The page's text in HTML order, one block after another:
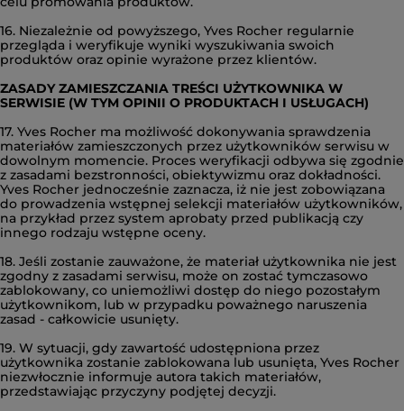
16. Niezależnie od powyższego, Yves Rocher regularnie
przegląda i weryfikuje wyniki wyszukiwania swoich
produktów oraz opinie wyrażone przez klientów.
ZASADY ZAMIESZCZANIA TREŚCI UŻYTKOWNIKA W
SERWISIE (W TYM OPINII O PRODUKTACH I USŁUGACH)
17. Yves Rocher ma możliwość dokonywania sprawdzenia
materiałów zamieszczonych przez użytkowników serwisu w
dowolnym momencie. Proces weryfikacji odbywa się zgodnie
z zasadami bezstronności, obiektywizmu oraz dokładności.
Yves Rocher jednocześnie zaznacza, iż nie jest zobowiązana
do prowadzenia wstępnej selekcji materiałów użytkowników,
na przykład przez system aprobaty przed publikacją czy
innego rodzaju wstępne oceny.
18. Jeśli zostanie zauważone, że materiał użytkownika nie jest
zgodny z zasadami serwisu, może on zostać tymczasowo
zablokowany, co uniemożliwi dostęp do niego pozostałym
użytkownikom, lub w przypadku poważnego naruszenia
zasad - całkowicie usunięty.
19. W sytuacji, gdy zawartość udostępniona przez
użytkownika zostanie zablokowana lub usunięta, Yves Rocher
niezwłocznie informuje autora takich materiałów,
przedstawiając przyczyny podjętej decyzji.